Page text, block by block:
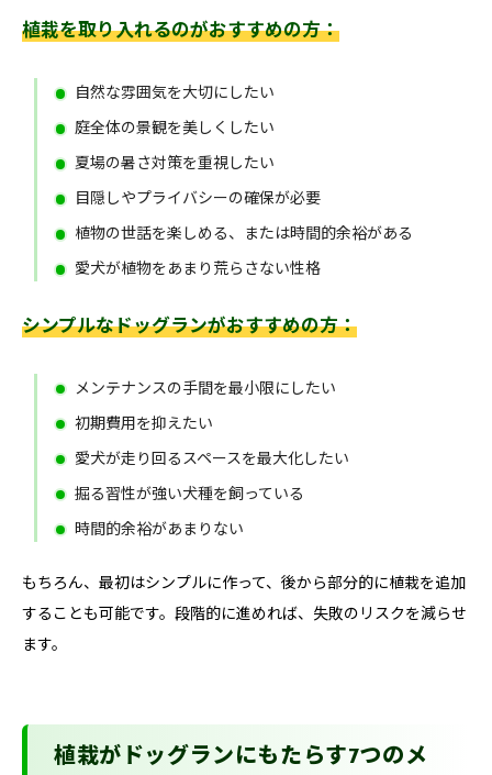
植栽を取り入れるのがおすすめの方：
自然な雰囲気を大切にしたい
庭全体の景観を美しくしたい
夏場の暑さ対策を重視したい
目隠しやプライバシーの確保が必要
植物の世話を楽しめる、または時間的余裕がある
愛犬が植物をあまり荒らさない性格
シンプルなドッグランがおすすめの方：
メンテナンスの手間を最小限にしたい
初期費用を抑えたい
愛犬が走り回るスペースを最大化したい
掘る習性が強い犬種を飼っている
時間的余裕があまりない
もちろん、最初はシンプルに作って、後から部分的に植栽を追加
することも可能です。段階的に進めれば、失敗のリスクを減らせ
ます。
植栽がドッグランにもたらす7つのメ